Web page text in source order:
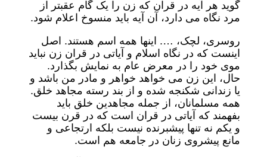
گوید هر آیه در قران که زن را یک گام عقبتر از
مرد نگاه می دارد، آن آیه باید منسوخ اعلام شود.
روسری، لچک، …. اینها همه اسم هستند. اصل
اینست که در نگاه اسلام و آیاتی در قران زن نباید
موی خود را در معرض عام به نمایش بگذارد.
حال، این زن می خواهد خواهر و مادر من باشد و
یا زندانی شکنجه شده و از بند رسته مجاهد خلق.
همه مسلمانان، از جمله مجاهدین خلق باید
بفهمند که آیاتی در قران است که در قرن بیست
و یکم نه تنها پیشبرنده نیست بلکه ارتجاعی و
مانع پیشروی زنان در جامعه هم است.